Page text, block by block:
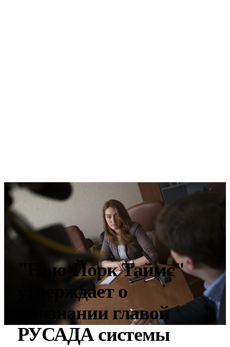
"Нью-Йорк Таймс"
утверждает о
признании главой
РУСАДА системы